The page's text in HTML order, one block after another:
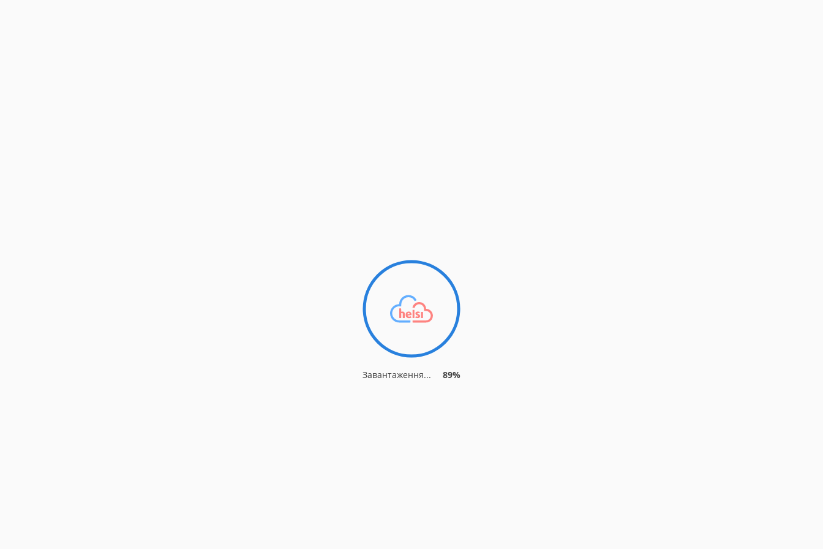
Завантаження... 93%